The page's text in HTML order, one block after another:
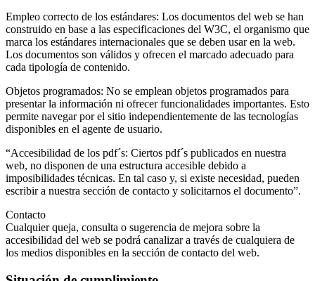
Empleo correcto de los estándares: Los documentos del web se han
construido en base a las especificaciones del W3C, el organismo que
marca los estándares internacionales que se deben usar en la web.
Los documentos son válidos y ofrecen el marcado adecuado para
cada tipología de contenido.
Objetos programados: No se emplean objetos programados para
presentar la información ni ofrecer funcionalidades importantes. Esto
permite navegar por el sitio independientemente de las tecnologías
disponibles en el agente de usuario.
“Accesibilidad de los pdf´s: Ciertos pdf´s publicados en nuestra
web, no disponen de una estructura accesible debido a
imposibilidades técnicas. En tal caso y, si existe necesidad, pueden
escribir a nuestra sección de contacto y solicitarnos el documento”.
Contacto
Cualquier queja, consulta o sugerencia de mejora sobre la
accesibilidad del web se podrá canalizar a través de cualquiera de
los medios disponibles en la sección de contacto del web.